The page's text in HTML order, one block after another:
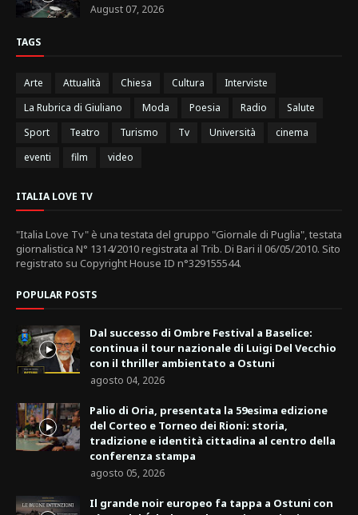
August 07, 2026
TAGS
Arte Attualità Chiesa Cultura
Interviste
La Rubrica di Giuliano
Moda Poesia Radio
Salute
Sport
Teatro Turismo Tv Università
cinema
eventi
film video
ITALIA LOVE TV
"Italia Love Tv" è una testata del gruppo "Giornale di Puglia", testata
giornalistica N° 1314/2010 registrata al Trib. Di Bari il 06/05/2010. Sito
registrato su Copyright House ID n°329155544.
POPULAR POSTS
Dal successo di Ombre Festival a Baselice:
continua il tour nazionale di Luigi Del Vecchio
con il thriller ambientato a Ostuni
agosto 04, 2026
Palio di Oria, presentata la 59esima edizione
del Corteo e Torneo dei Rioni: storia,
tradizione e identità cittadina al centro della
conferenza stampa
agosto 05, 2026
Il grande noir europeo fa tappa a Ostuni con